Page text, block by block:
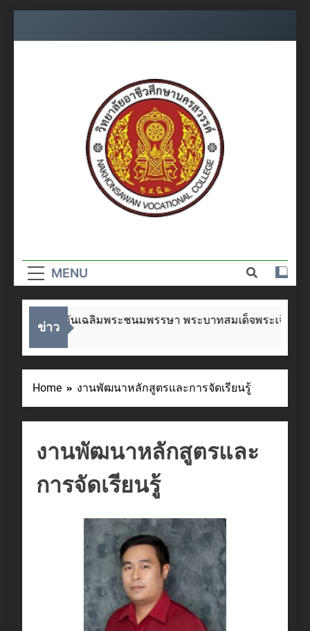
อาชีวศึกษา
นครสวรรค์
MENU
ข่าว
โอกาสวันเฉลิมพระชนมพรรษา พระบาทสมเด็จพระเจ้าอยู่หัว
Home งานพัฒนาหลักสูตรและการจัดเรียนรู้
งานพัฒนาหลักสูตรและ
การจัดเรียนรู้